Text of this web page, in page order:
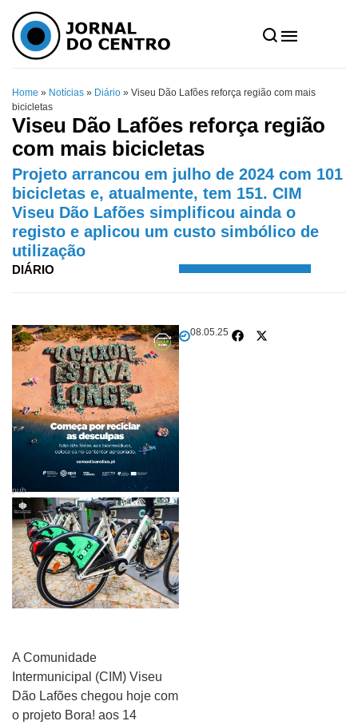
Home » Notícias » Diário » Viseu Dão Lafões reforça região com mais
bicicletas
Viseu Dão Lafões reforça região
com mais bicicletas
Projeto arrancou em julho de 2024 com 101
bicicletas e, atualmente, tem 151. CIM
Viseu Dão Lafões simplificou ainda o
registo e aplicou um custo simbólico de
utilização
DIÁRIO
08.05.25
pub
A Comunidade
Intermunicipal (CIM) Viseu
Dão Lafões chegou hoje com
o projeto Bora! aos 14